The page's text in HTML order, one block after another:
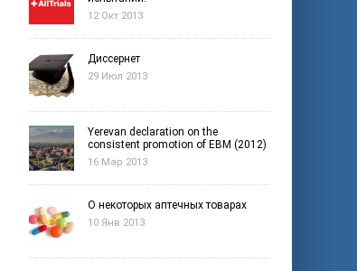
12 Окт 2013
Диссернет
29 Июл 2013
Yerevan declaration on the
consistent promotion of EBM (2012)
16 Мар 2013
О некоторых аптечных товарах
10 Янв 2013